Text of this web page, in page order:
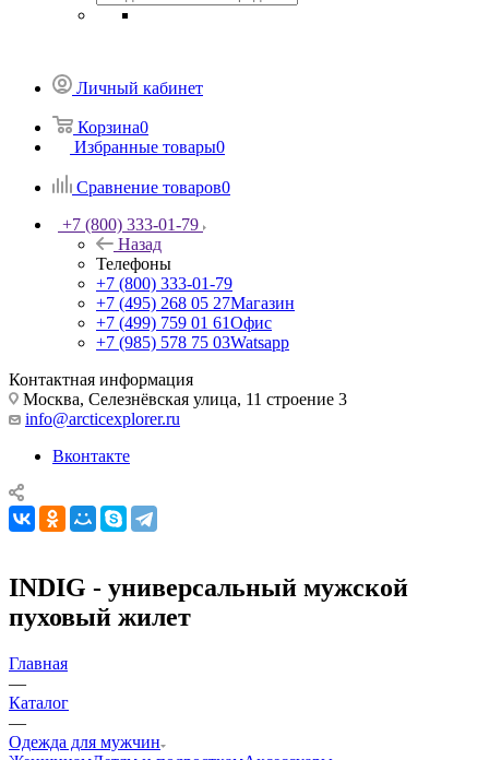
Личный кабинет
Корзина0
Избранные товары0
Сравнение товаров0
+7 (800) 333-01-79
Назад
Телефоны
+7 (800) 333-01-79
+7 (495) 268 05 27Магазин
+7 (499) 759 01 61Офис
+7 (985) 578 75 03Watsapp
Контактная информация
Москва, Селезнёвская улица, 11 строение 3
info@arcticexplorer.ru
Вконтакте
INDIG - универсальный мужской
пуховый жилет
Главная
—
Каталог
—
Одежда для мужчин